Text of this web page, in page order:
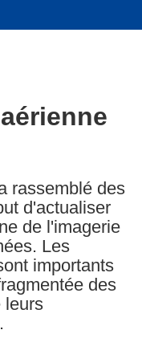
rassemblé des
d'actualiser
de l'imagerie
Les
importants
des
leurs